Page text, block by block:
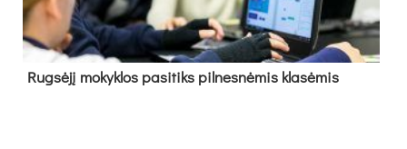
Rug­sė­jį mo­kyk­los pa­si­tiks pil­nes­nė­mis kla­sė­mis